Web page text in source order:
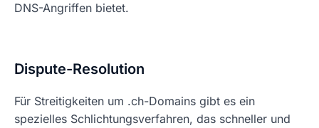
DNS-Angriffen bietet.
Dispute-Resolution
Für Streitigkeiten um .ch-Domains gibt es ein
spezielles Schlichtungsverfahren, das schneller und